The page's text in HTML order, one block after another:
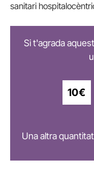
sanitari
Si t'agrada
10€
Una altra